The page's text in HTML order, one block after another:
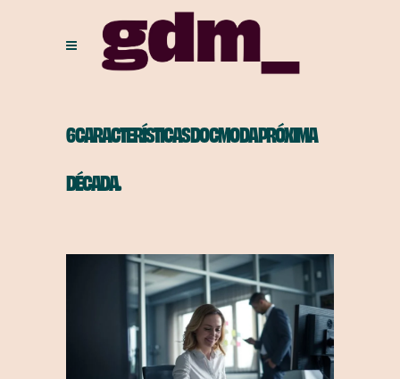
6 CARACTERÍSTICAS DO CMO DA PRÓXIMA
DÉCADA.